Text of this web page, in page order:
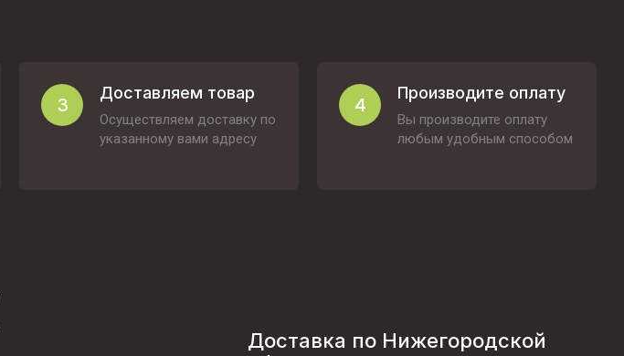
3
Доставляем товар
Осуществляем доставку по
указанному вами адресу
4
Производите оплату
Вы производите оплату
любым удобным способом
Доставка по Нижегородской